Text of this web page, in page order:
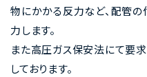
物にかかる反力など、配管
力します。
また高圧ガス保安法にて要
しております。